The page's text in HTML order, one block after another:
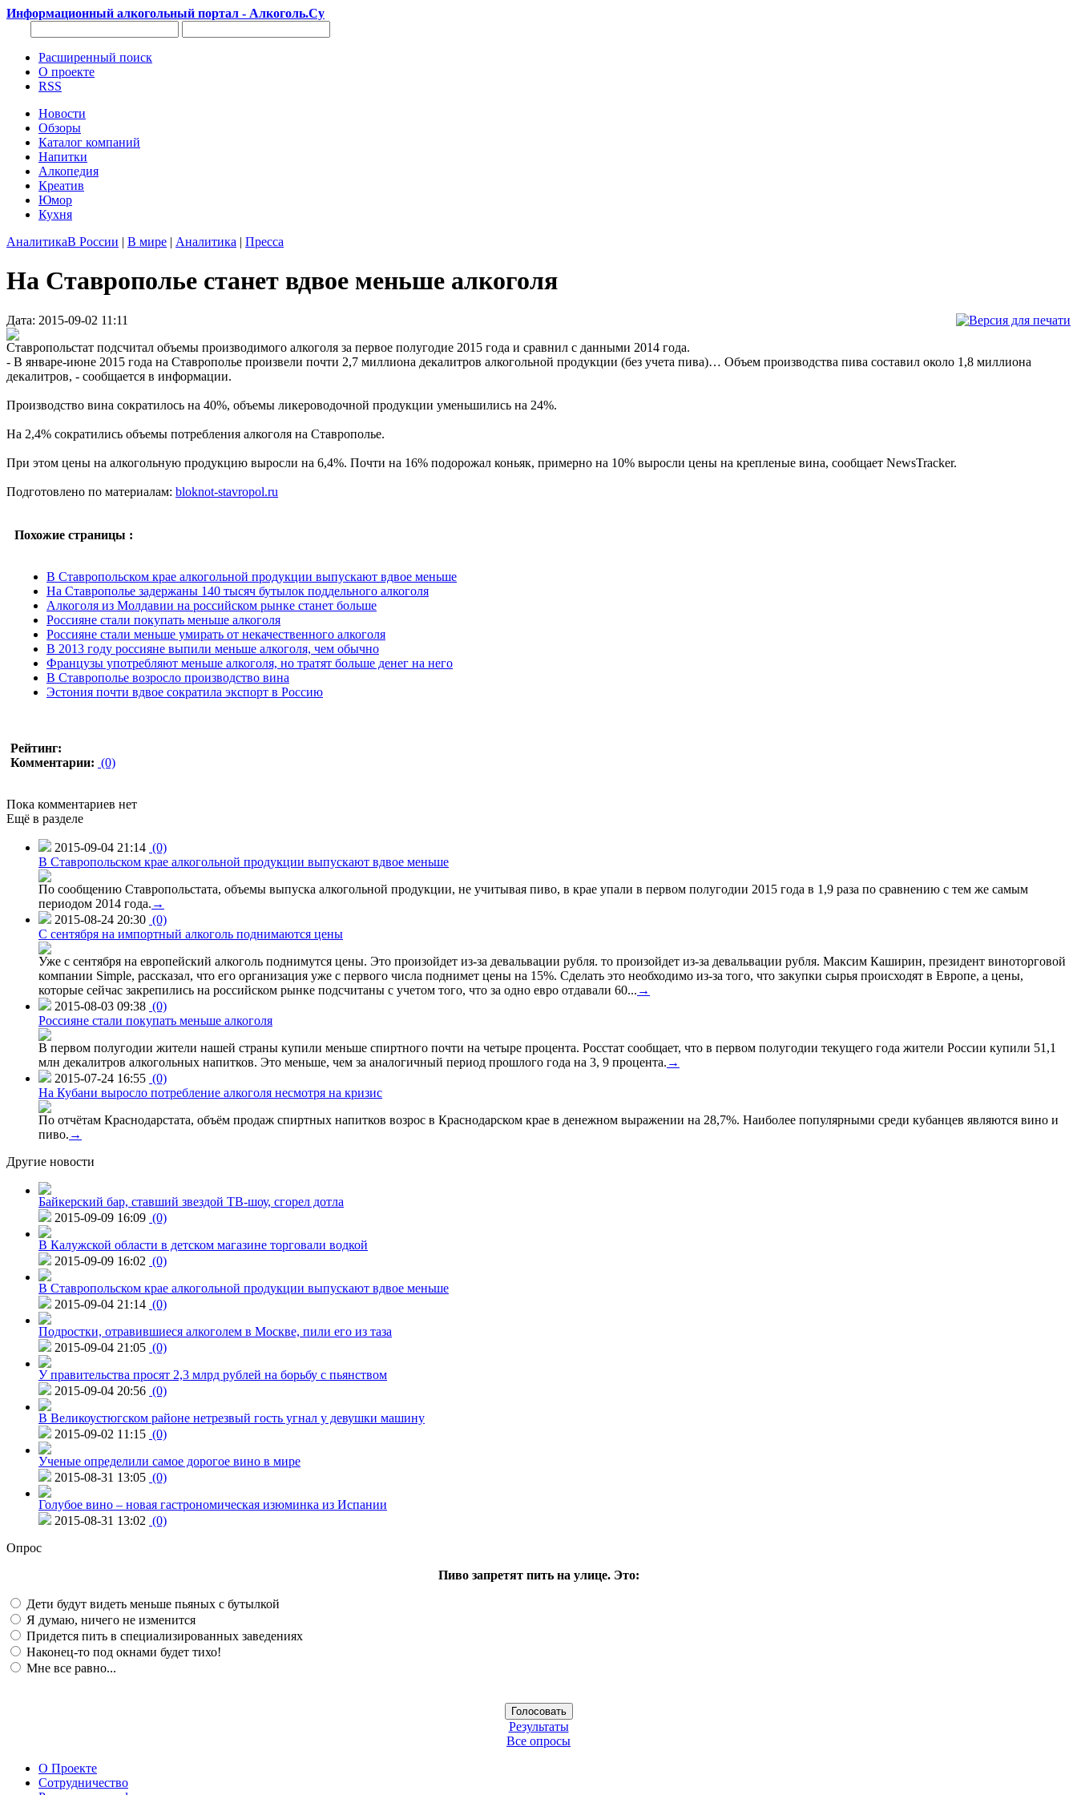
Информационный алкогольный портал - Алкоголь.Су
Расширенный поиск
О проекте
RSS
Новости
Обзоры
Каталог компаний
Напитки
Алкопедия
Креатив
Юмор
Кухня
АналитикаВ России | В мире | Аналитика | Пресса
На Ставрополье станет вдвое меньше алкоголя
Дата: 2015-09-02 11:11
Ставропольстат подсчитал объемы производимого алкоголя за первое полугодие 2015 года и сравнил с данными 2014 года.
- В январе-июне 2015 года на Ставрополье произвели почти 2,7 миллиона декалитров алкогольной продукции (без учета пива)… Объем производства пива составил около 1,8 миллиона
декалитров, - сообщается в информации.
Производство вина сократилось на 40%, объемы ликероводочной продукции уменьшились на 24%.
На 2,4% сократились объемы потребления алкоголя на Ставрополье.
При этом цены на алкогольную продукцию выросли на 6,4%. Почти на 16% подорожал коньяк, примерно на 10% выросли цены на крепленые вина, сообщает NewsTracker.
Подготовлено по материалам: bloknot-stavropol.ru
Похожие страницы :
В Ставропольском крае алкогольной продукции выпускают вдвое меньше
На Ставрополье задержаны 140 тысяч бутылок поддельного алкоголя
Алкоголя из Молдавии на российском рынке станет больше
Россияне стали покупать меньше алкоголя
Россияне стали меньше умирать от некачественного алкоголя
В 2013 году россияне выпили меньше алкоголя, чем обычно
Французы употребляют меньше алкоголя, но тратят больше денег на него
В Ставрополье возросло производство вина
Эстония почти вдвое сократила экспорт в Россию
Рейтинг:
Комментарии: (0)
Пока комментариев нет
Ещё в разделе
2015-09-04 21:14 (0)
В Ставропольском крае алкогольной продукции выпускают вдвое меньше
По сообщению Ставропольстата, объемы выпуска алкогольной продукции, не учитывая пиво, в крае упали в первом полугодии 2015 года в 1,9 раза по сравнению с тем же самым
периодом 2014 года. →
2015-08-24 20:30 (0)
C сентября на импортный алкоголь поднимаются цены
Уже с сентября на европейский алкоголь поднимутся цены. Это произойдет из-за девальвации рубля. то произойдет из-за девальвации рубля. Максим Каширин, президент виноторговой
компании Simple, рассказал, что его организация уже с первого числа поднимет цены на 15%. Сделать это необходимо из-за того, что закупки сырья происходят в Европе, а цены,
которые сейчас закрепились на российском рынке подсчитаны с учетом того, что за одно евро отдавали 60... →
2015-08-03 09:38 (0)
Россияне стали покупать меньше алкоголя
В первом полугодии жители нашей страны купили меньше спиртного почти на четыре процента. Росстат сообщает, что в первом полугодии текущего года жители России купили 51,1
млн декалитров алкогольных напитков. Это меньше, чем за аналогичный период прошлого года на 3, 9 процента. →
2015-07-24 16:55 (0)
На Кубани выросло потребление алкоголя несмотря на кризис
По отчётам Краснодарстата, объём продаж спиртных напитков возрос в Краснодарском крае в денежном выражении на 28,7%. Наиболее популярными среди кубанцев являются вино и
пиво. →
Другие новости
Байкерский бар, ставший звездой ТВ-шоу, сгорел дотла
2015-09-09 16:09 (0)
В Калужской области в детском магазине торговали водкой
2015-09-09 16:02 (0)
В Ставропольском крае алкогольной продукции выпускают вдвое меньше
2015-09-04 21:14 (0)
Подростки, отравившиеся алкоголем в Москве, пили его из таза
2015-09-04 21:05 (0)
У правительства просят 2,3 млрд рублей на борьбу с пьянством
2015-09-04 20:56 (0)
В Великоустюгском районе нетрезвый гость угнал у девушки машину
2015-09-02 11:15 (0)
Ученые определили самое дорогое вино в мире
2015-08-31 13:05 (0)
Голубое вино – новая гастрономическая изюминка из Испании
2015-08-31 13:02 (0)
Опрос
Пиво запретят пить на улице. Это:
Дети будут видеть меньше пьяных с бутылкой
Я думаю, ничего не изменится
Придется пить в специализированных заведениях
Наконец-то под окнами будет тихо!
Мне все равно...
Результаты
Все опросы
О Проекте
Сотрудничество